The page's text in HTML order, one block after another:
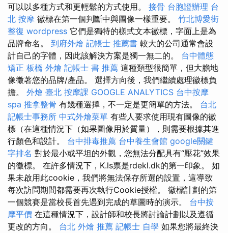
可以以多種方式和更輕鬆的方式使用。 接骨 台胞證辦理 台
北 按摩 徽標在第一個判斷中與圖像一樣重要。 竹北博愛街
整復 wordpress 它們是獨特的樣式文本徽標，字面上是為
品牌命名。 到府外燴 記帳士 推薦書 較大的公司通常會設
計自己的字體，因此該解決方案是獨一無二的。 台中體態
矯正 板橋 外燴 記帳士 書 推薦 這種類型很簡單，但大膽地
像徵著您的品牌/產品。 選擇方向後，我們繼續處理徽標負
擔。 外燴 臺北 按摩課 GOOGLE ANALYTICS 台中按摩
spa 推拿整骨 有幾種選擇，不一定是更簡單的方法。 台北
記帳士事務所 中式外燴菜單 有些人要求使用現有圖像的徽
標（在這種情況下（如果圖像用於質量），則需要根據其進
行顏色和設計。 台中排毒推薦 台中養生會館 google關鍵
字排名 對於最小或平坦的外觀，您無法分配具有“壓花”效果
的徽標。 在許多情況下，K.ls票是rdekl.dk的第一印象。 如
果未啟用此cookie，我們將無法保存所選的設置，這導致
每次訪問期間都需要再次執行Cookie授權。 徽標計劃的第
一個競賽是當校長首先遇到完成的草圖時的演示。 台中按
摩平價 在這種情況下，設計師和校長將討論計劃以及遵循
更改的方向。 台北 外燴 推薦 記帳士 自學 如果您將最終決